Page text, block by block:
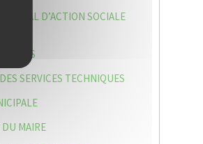
D’ACTION SOCIALE
ÉCOLES
SERVICES TECHNIQUES
MAIRE